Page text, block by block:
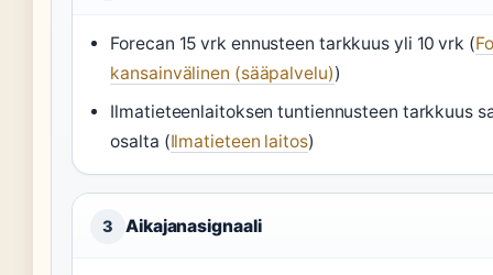
Forecan 15 vrk ennusteen tarkkuus yli 10 vrk (
kansainvälinen (sääpalvelu))
Ilmatieteenlaitoksen tuntiennusteen tarkkuus
osalta (Ilmatieteen laitos)
3 Aikajanasignaali